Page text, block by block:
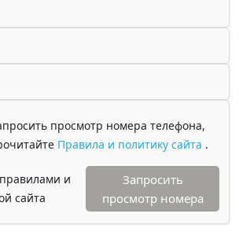
просмотр номера телефона,
Правила и политику сайта .
и
сайта
Запросить
просмотр номера